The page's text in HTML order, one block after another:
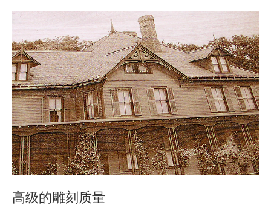
高级的雕刻质量